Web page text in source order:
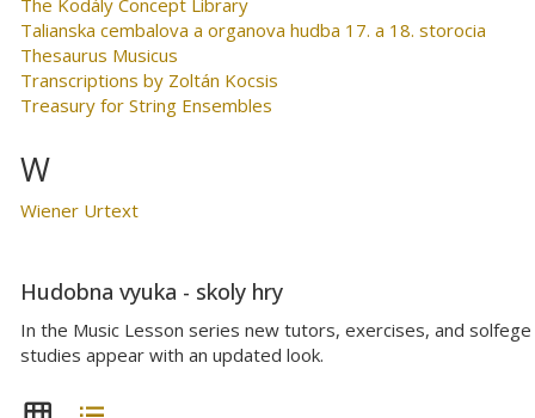
Talianska cembalova a organova hudba 17. a 18. storocia
Thesaurus Musicus
Transcriptions by Zoltán Kocsis
Treasury for String Ensembles
W
Wiener Urtext
Hudobna vyuka - skoly hry
In the Music Lesson series new tutors, exercises, and solfege
studies appear with an updated look.